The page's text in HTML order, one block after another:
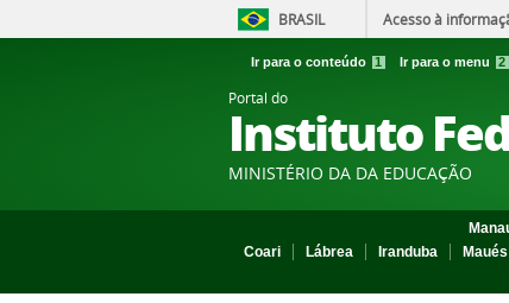
BRASIL Acesso à
Ir para o conteúdo 1 Ir para o menu 2
Portal do
Instituto
MINISTÉRIO DA DA EDUCAÇÃO
Coari
Lábrea Iranduba Maués